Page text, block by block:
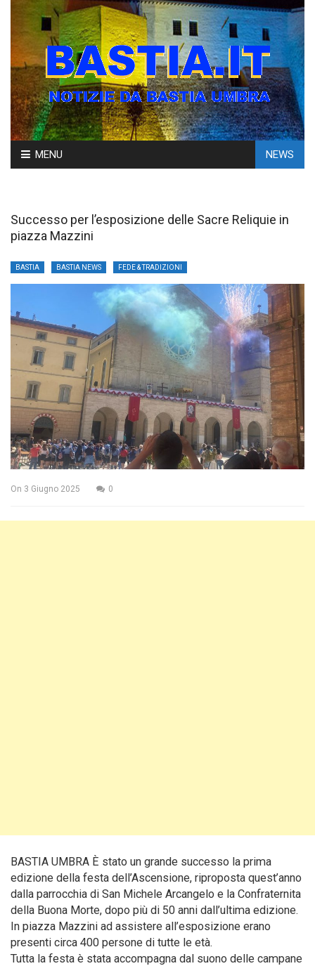
Skip
to
MENU NEWS
Successo per l’esposizione delle Sacre Reliquie in
piazza Mazzini
BASTIA BASTIA NEWS FEDE & TRADIZIONI
On 3 Giugno 2025 0
BASTIA UMBRA È stato un grande successo la prima
edizione della festa dell’Ascensione, riproposta quest’anno
dalla parrocchia di San Michele Arcangelo e la Confraternita
della Buona Morte, dopo più di 50 anni dall’ultima edizione.
In piazza Mazzini ad assistere all’esposizione erano
presenti circa 400 persone di tutte le età.
Tutta la festa è stata accompagna dal suono delle campane